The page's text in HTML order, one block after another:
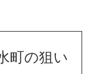
町の狙い